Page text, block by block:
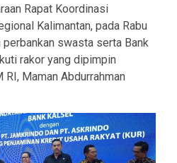
Rapat Koordinasi
Kalimantan, pada Rabu
swasta serta Bank
rakor yang dipimpin
Maman Abdurrahman